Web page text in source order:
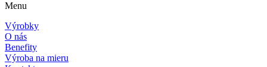
Menu
Výrobky
O nás
Benefity
Výroba na mieru